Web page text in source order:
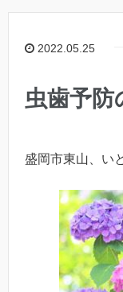
2022.05.25
虫歯予防
盛岡市東山、い